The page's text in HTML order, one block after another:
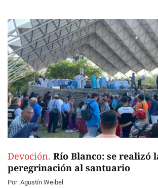
Devoción. Río Blanco: se realizó
peregrinación al santuario
Por Agustín Weibel